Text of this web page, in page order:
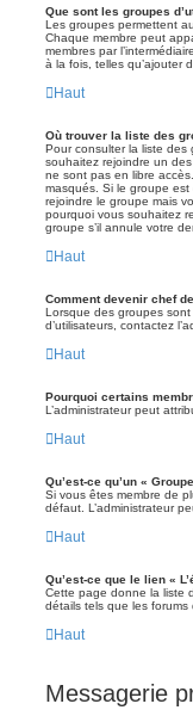
Que sont les groupes
Les groupes permettent
Chaque membre peut
membres par
à la fois, telles qu’ajouter
Haut
Où trouver la liste des
Pour consulter la liste des
souhaitez rejoindre un
ne sont pas en libre
masqués. Si le groupe
rejoindre le groupe mais
pourquoi vous souhaitez
groupe s’il annule votre
Haut
Comment devenir chef
Lorsque des groupes
d’utilisateurs, contactez
Haut
Pourquoi certains
L’administrateur peut
Haut
Qu’est-ce qu’un «
Si vous êtes membre de
défaut. L’administrateur
Haut
Qu’est-ce que le lien «
Cette page donne la liste
détails tels que les forums
Haut
Messagerie